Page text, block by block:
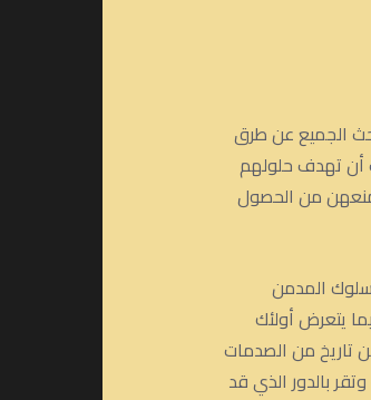
الجميع عن طرق
أن تهدف حلولهم
من الحصول
المدمن
يتعرض أولئك
تاريخ من الصدمات
بالدور الذي قد